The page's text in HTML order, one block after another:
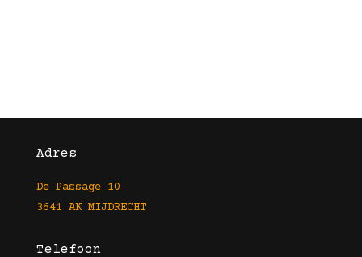
Adres
De Passage 10
3641 AK MIJDRECHT
Telefoon